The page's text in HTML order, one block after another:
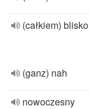
(całkiem) blisko
(ganz) nah
nowoczesny